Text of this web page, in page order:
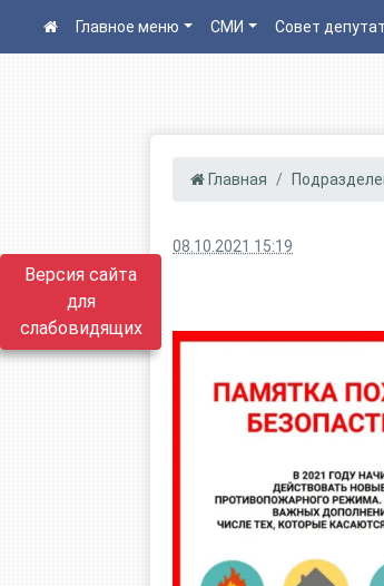
Версия сайта
для
слабовидящих
Главное меню СМИ Совет
Главная
08.10.2021 15:19